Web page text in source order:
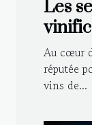
Les
et
Au cœur
réputée
vins de...